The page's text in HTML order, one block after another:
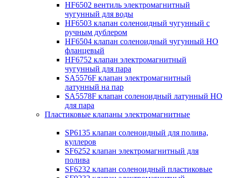
HF6502 вентиль электромагнитный
чугунный для воды
HF6503 клапан соленоидный чугунный с
ручным дублером
HF6504 клапан соленоидный чугунный НО
фланцевый
HF6752 клапан электромагнитный
чугунный для пара
SA5576F клапан электромагнитный
латунный на пар
SA5578F клапан соленоидный латунный НО
для пара
Пластиковые клапаны электромагнитные
SP6135 клапан соленоидный для полива,
куллеров
SF6252 клапан электромагнитный для
полива
SF6232 клапан соленоидный пластиковые